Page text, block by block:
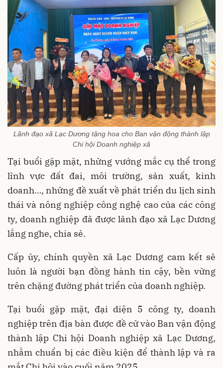
Lãnh đạo xã Lạc Dương tặng hoa cho Ban vận động thành lập
Chi hội Doanh nghiệp xã
Tại buổi gặp mặt, những vướng mắc cụ thể trong
lĩnh vực đất đai, môi trường, sản xuất, kinh
doanh…, những đề xuất về phát triển du lịch sinh
thái và nông nghiệp công nghệ cao của các công
ty, doanh nghiệp đã được lãnh đạo xã Lạc Dương
lắng nghe, chia sẻ.
Cấp ủy, chính quyền xã Lạc Dương cam kết sẽ
luôn là người bạn đồng hành tin cậy, bền vững
trên chặng đường phát triển của doanh nghiệp.
Tại buổi gặp mặt, đại diện 5 công ty, doanh
nghiệp trên địa bàn được đề cử vào Ban vận động
thành lập Chi hội Doanh nghiệp xã Lạc Dương,
nhằm chuẩn bị các điều kiện để thành lập và ra